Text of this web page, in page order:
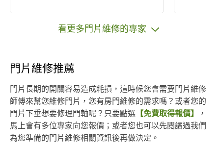
看更多門片維修的專家
門片維修推薦
門片長期的開關容易造成耗損，這時候您會需要門片維修
師傅來幫您維修門片，您有房門維修的需求嗎？或者您的
門片下垂想要修理門軸呢？只要點選 【免費取得報價】
，
馬上會有多位專家向您報價；或者您也可以先閱讀過我們
為您準備的門片維修相關資訊後再做決定。